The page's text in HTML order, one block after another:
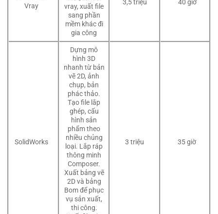
Vray
vray, xuất file
sang phần
mềm khác đi
gia công
3,5 triệu 40 giờ
SolidWorks
Dựng mô
hình 3D
nhanh từ bản
vẽ 2D, ảnh
chụp, bản
phác thảo.
Tạo file lắp
ghép, cấu
hình sản
phẩm theo
nhiều chủng
loại. Lắp ráp
thông minh
Composer.
Xuất bảng vẽ
2D và bảng
Bom để phục
vụ sản xuất,
thi công.
3 triệu 35 giờ